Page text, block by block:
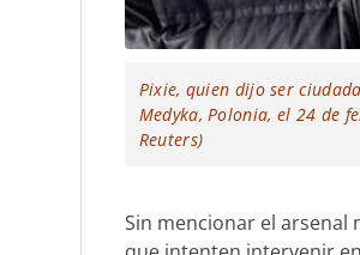
Pixie, quien dijo ser
Medyka, Polonia, el 24 de
Reuters)
Sin mencionar el arsenal